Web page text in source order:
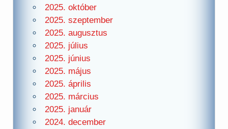
2025. október
2025. szeptember
2025. augusztus
2025. július
2025. június
2025. május
2025. április
2025. március
2025. január
2024. december